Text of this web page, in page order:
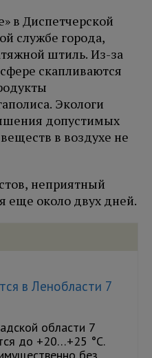
в Диспетчерской
службе города,
штиль. Из-за
скапливаются
Экологи
допустимых
в воздухе не
неприятный
еще около двух дней.
в Ленобласти 7
области 7
до +20…+25 °C.